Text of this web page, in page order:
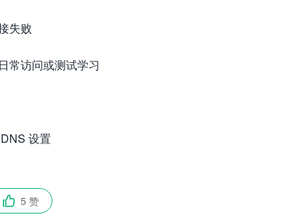
失败
常访问或测试学习
设置
 5 赞